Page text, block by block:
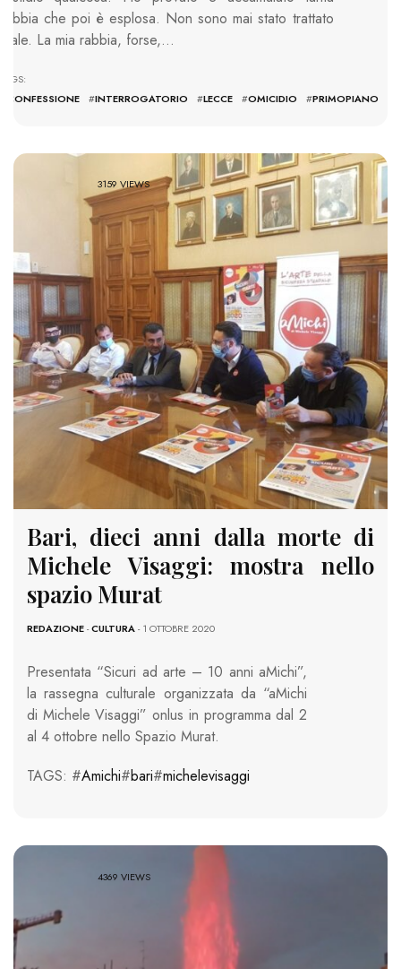
rabbia che poi è esplosa. Non sono mai stato trattato
male. La mia rabbia, forse,…
TAGS:
CONFESSIONE #INTERROGATORIO #LECCE #OMICIDIO #PRIMOPIANO
3159 VIEWS
Bari, dieci anni dalla morte di
Michele Visaggi: mostra nello
spazio Murat
REDAZIONE-CULTURA- 1 OTTOBRE 2020
Presentata “Sicuri ad arte – 10 anni aMichi”,
la rassegna culturale organizzata da “aMichi
di Michele Visaggi” onlus in programma dal 2
al 4 ottobre nello Spazio Murat.
TAGS: #Amichi#bari#michelevisaggi
4369 VIEWS